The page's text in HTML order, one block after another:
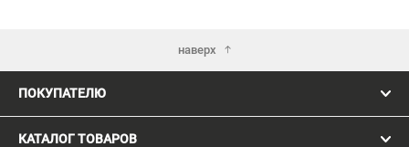
наверх
ПОКУПАТЕЛЮ
КАТАЛОГ ТОВАРОВ